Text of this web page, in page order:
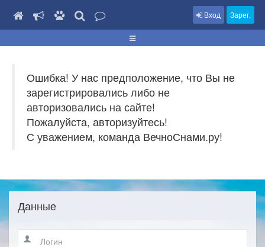
Вход Зарег.
Ошибка! У нас предположение, что Вы не
зарегистрировались либо не
авторизовались на сайте!
Пожалуйста, авторизуйтесь!
С уважением, команда ВечноСнами.ру!
Данные